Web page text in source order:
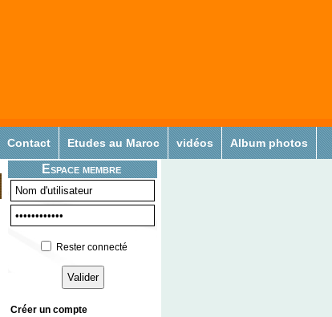
Contact Etudes au Maroc vidéos Album photos
Espace membre
Rester connecté
Créer un compte